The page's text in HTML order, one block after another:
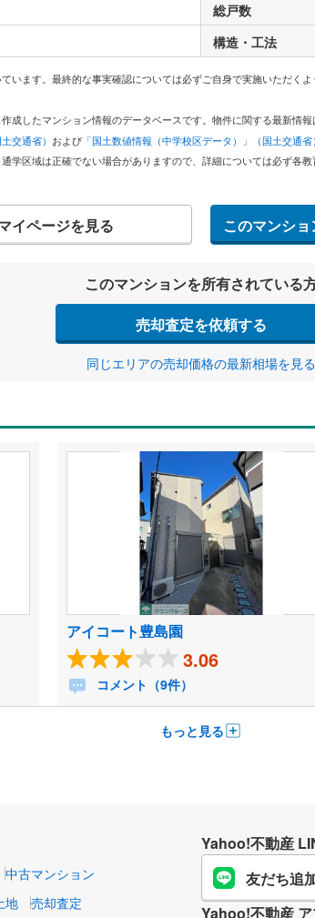
総戸数
構造・工法
います。最終的な事実確認については必ずご自身で実施いただくよ
成したマンション情報のデータベースです。物件に関する最新情報
交通省） および 「国土数値情報（中学校区データ）」（国土交通省）
学区域は正確でない場合がありますので、詳細については必ず各教
イページを見る このマンシ
このマンションを所有されている
売却査定を依頼する
同じエリアの売却価格の最新相場を見る
アイコート豊島園
3.06
コメント（9件）
もっと見る
中古マンション
地 売却査定
Yahoo!不動産
友だち追
Yahoo!不動産 ア